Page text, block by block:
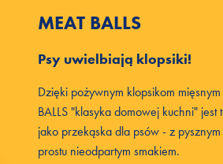
MEAT BALLS
Psy uwielbiają klopsiki!
Dzięki pożywnym klopsikom
BALLS "klasyka domowej kuchni" jest
jako przekąska dla psów - z
prostu nieodpartym smakiem.